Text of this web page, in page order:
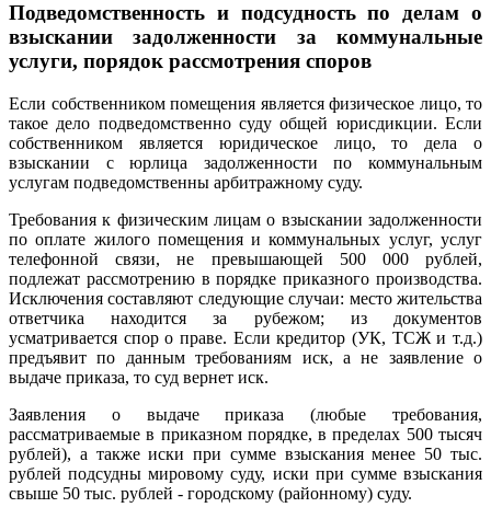
Подведомственность и подсудность по делам о
взыскании задолженности за коммунальные
услуги, порядок рассмотрения споров
Если собственником помещения является физическое лицо, то
такое дело подведомственно суду общей юрисдикции. Если
собственником является юридическое лицо, то дела о
взыскании с юрлица задолженности по коммунальным
услугам подведомственны арбитражному суду.
Требования к физическим лицам о взыскании задолженности
по оплате жилого помещения и коммунальных услуг, услуг
телефонной связи, не превышающей 500 000 рублей,
подлежат рассмотрению в порядке приказного производства.
Исключения составляют следующие случаи: место жительства
ответчика находится за рубежом; из документов
усматривается спор о праве. Если кредитор (УК, ТСЖ и т.д.)
предъявит по данным требованиям иск, а не заявление о
выдаче приказа, то суд вернет иск.
Заявления о выдаче приказа (любые требования,
рассматриваемые в приказном порядке, в пределах 500 тысяч
рублей), а также иски при сумме взыскания менее 50 тыс.
рублей подсудны мировому суду, иски при сумме взыскания
свыше 50 тыс. рублей - городскому (районному) суду.